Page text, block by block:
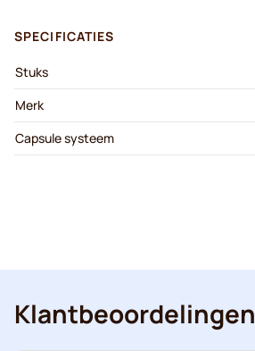
SPECIFICATIES
Stuks
Merk
Capsule systeem
Klantbeoordelingen